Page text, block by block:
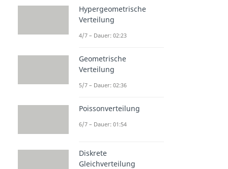
Hypergeometrische
Verteilung
4/7 – Dauer: 02:23
Geometrische
Verteilung
5/7 – Dauer: 02:36
Poissonverteilung
6/7 – Dauer: 01:54
Diskrete
Gleichverteilung